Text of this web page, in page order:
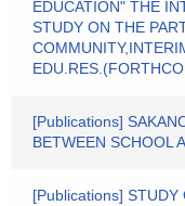
EDUCATION" THE
STUDY ON THE
[Publications]
BETWEEN SCHOOL
[Publications] STUDY